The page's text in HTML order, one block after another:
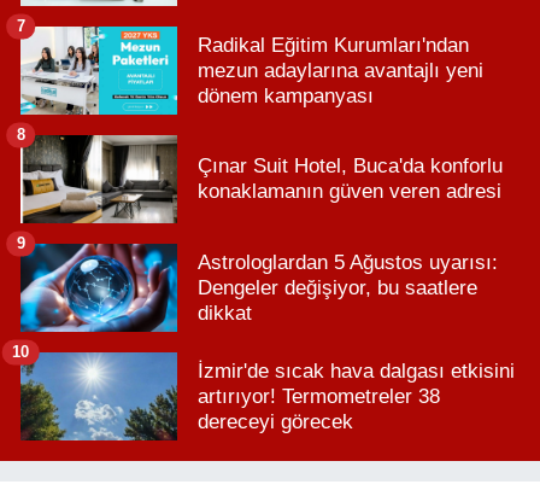
Radikal Eğitim Kurumları'ndan
mezun adaylarına avantajlı yeni
dönem kampanyası
7
Çınar Suit Hotel, Buca'da konforlu
konaklamanın güven veren adresi
8
Astrologlardan 5 Ağustos uyarısı:
Dengeler değişiyor, bu saatlere
dikkat
9
İzmir'de sıcak hava dalgası etkisini
artırıyor! Termometreler 38
dereceyi görecek
10